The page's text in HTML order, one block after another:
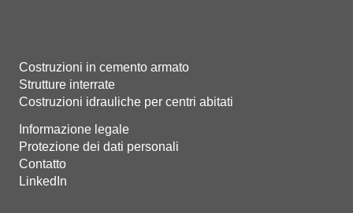
Costruzioni in cemento armato
Strutture interrate
Costruzioni idrauliche per centri abitati
Informazione legale
Protezione dei dati personali
Contatto
LinkedIn